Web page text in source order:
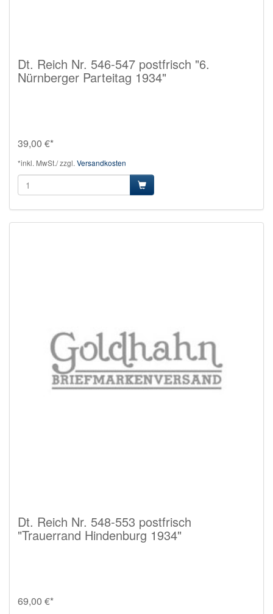
Dt. Reich Nr. 546-547 postfrisch "6.
Nürnberger Parteitag 1934"
39,00 €*
*inkl. MwSt./ zzgl. Versandkosten
Dt. Reich Nr. 548-553 postfrisch
"Trauerrand Hindenburg 1934"
69,00 €*